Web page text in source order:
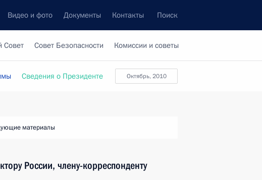
Видео и фото Документы Контакты Поиск
Совет Совет Безопасности Комиссии и советы
Октябрь, 2010
Сведения о Президенте
материалы
России, члену-корреспонденту